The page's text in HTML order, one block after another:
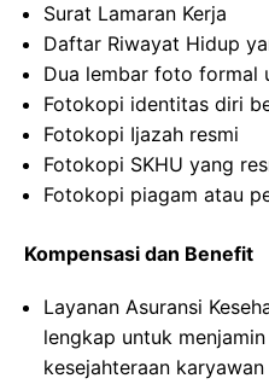
Surat Lamaran Kerja
Daftar Riwayat Hidup
Dua lembar foto formal
Fotokopi identitas diri
Fotokopi Ijazah resmi
Fotokopi SKHU yang
Fotokopi piagam atau
Kompensasi dan Benefit
Layanan Asuransi
lengkap untuk
kesejahteraan